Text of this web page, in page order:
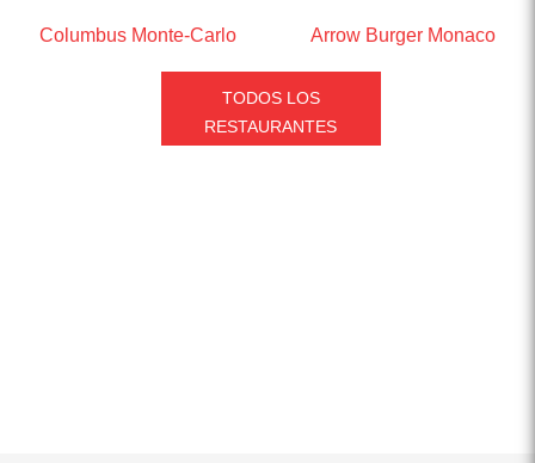
Columbus Monte-Carlo Arrow Burger Monaco
TODOS LOS
RESTAURANTES